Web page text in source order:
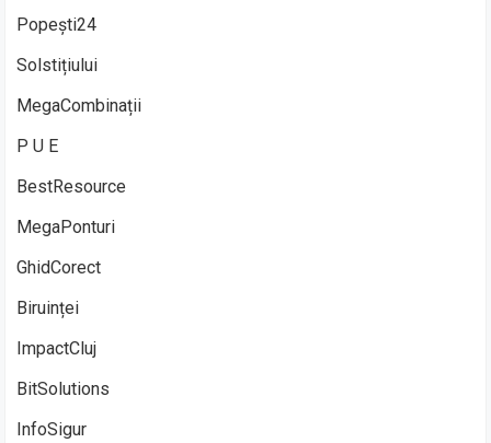
Popești24
Solstițiului
MegaCombinații
P U E
BestResource
MegaPonturi
GhidCorect
Biruinței
ImpactCluj
BitSolutions
InfoSigur